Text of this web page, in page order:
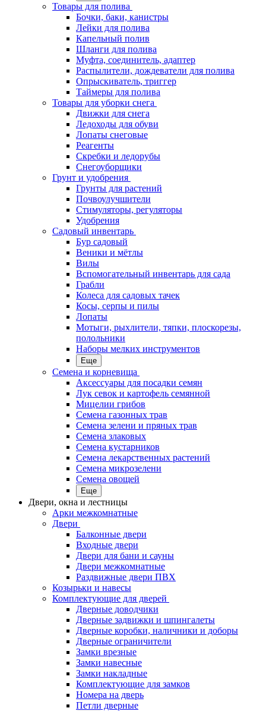
Товары для полива
Бочки, баки, канистры
Лейки для полива
Капельный полив
Шланги для полива
Муфта, соединитель, адаптер
Распылители, дождеватели для полива
Опрыскиватель, триггер
Таймеры для полива
Товары для уборки снега
Движки для снега
Ледоходы для обуви
Лопаты снеговые
Реагенты
Скребки и ледорубы
Снегоуборщики
Грунт и удобрения
Грунты для растений
Почвоулучшители
Стимуляторы, регуляторы
Удобрения
Садовый инвентарь
Бур садовый
Веники и мётлы
Вилы
Вспомогательный инвентарь для сада
Грабли
Колеса для садовых тачек
Косы, серпы и пилы
Лопаты
Мотыги, рыхлители, тяпки, плоскорезы,
полольники
Наборы мелких инструментов
Еще
Семена и корневища
Аксессуары для посадки семян
Лук севок и картофель семянной
Мицелии грибов
Семена газонных трав
Семена зелени и пряных трав
Семена злаковых
Семена кустарников
Семена лекарственных растений
Семена микрозелени
Семена овощей
Еще
Двери, окна и лестницы
Арки межкомнатные
Двери
Балконные двери
Входные двери
Двери для бани и сауны
Двери межкомнатные
Раздвижные двери ПВХ
Козырьки и навесы
Комплектующие для дверей
Дверные доводчики
Дверные задвижки и шпингалеты
Дверные коробки, наличники и доборы
Дверные ограничители
Замки врезные
Замки навесные
Замки накладные
Комплектующие для замков
Номера на дверь
Петли дверные